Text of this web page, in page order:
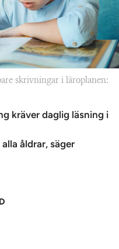
skrivningar i läroplanen:
kräver daglig läsning i
åldrar, säger